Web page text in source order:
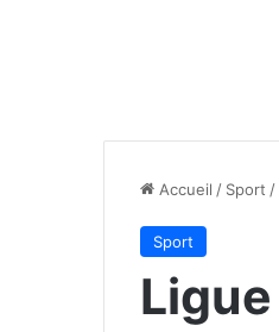
Accueil / Sport /
Sport